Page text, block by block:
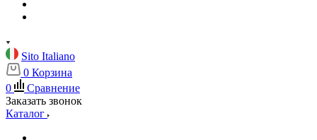
Sito Italiano
0 Корзина
0
Сравнение
Заказать звонок
Каталог